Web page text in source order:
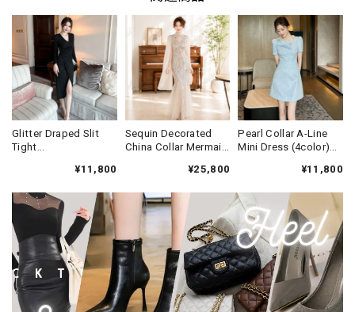
Glitter Draped Slit
Tight
¥11,800
Sequin Decorated
China Collar Mermaid
¥25,800
Pearl Collar A-Line
Mini Dress (4color)
¥11,800